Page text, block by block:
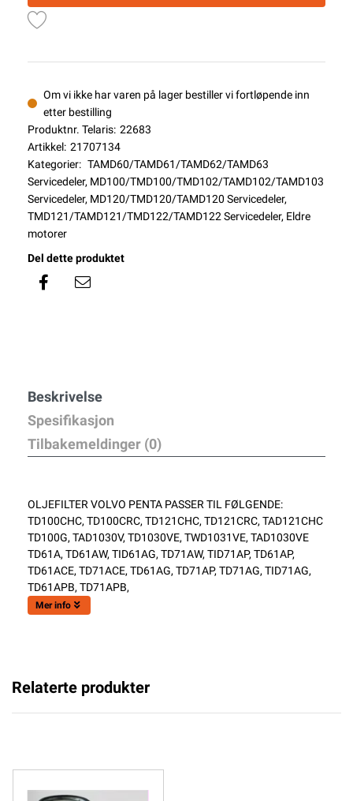
Om vi ikke har varen på lager bestiller vi fortløpende inn
etter bestilling
Produktnr. Telaris: 22683
Artikkel: 21707134
Kategorier: TAMD60/TAMD61/TAMD62/TAMD63
Servicedeler, MD100/TMD100/TMD102/TAMD102/TAMD103
Servicedeler, MD120/TMD120/TAMD120 Servicedeler,
TMD121/TAMD121/TMD122/TAMD122 Servicedeler, Eldre
motorer
Del dette produktet
Beskrivelse
Spesifikasjon
Tilbakemeldinger (0)
OLJEFILTER VOLVO PENTA PASSER TIL FØLGENDE:
TD100CHC, TD100CRC, TD121CHC, TD121CRC, TAD121CHC
TD100G, TAD1030V, TD1030VE, TWD1031VE, TAD1030VE
TD61A, TD61AW, TID61AG, TD71AW, TID71AP, TD61AP,
TD61ACE, TD71ACE, TD61AG, TD71AP, TD71AG, TID71AG,
TD61APB, TD71APB,
Mer info
Relaterte produkter